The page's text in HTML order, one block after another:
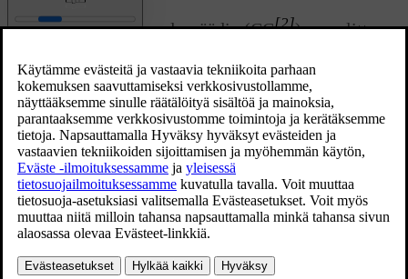
Päivitetty 19.03.2020
Kun tavallinen nopeudensäädin (CC[2]) on valittu
mukautuvaksi nopeudensäätimeksi (ACC[3]
keskinäytön toimintonäkymässä.